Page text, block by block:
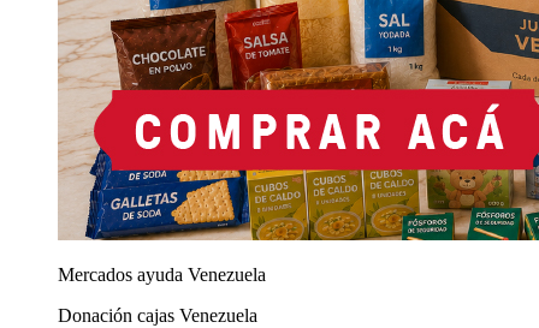
Mercados ayuda Venezuela
Donación cajas Venezuela